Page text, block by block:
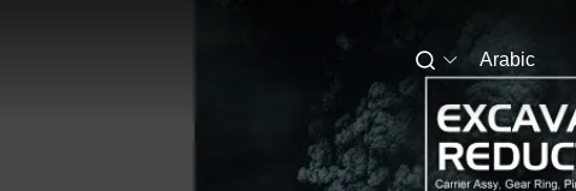
Arabic